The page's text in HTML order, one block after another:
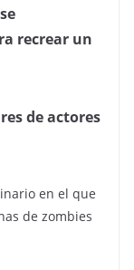
recrear un
de actores
en el que
de zombies